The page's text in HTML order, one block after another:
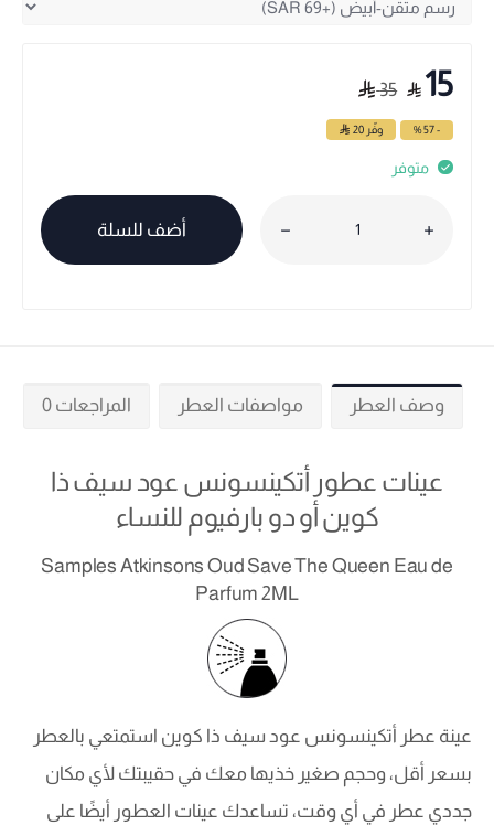
15
35
- 57 % وفّر 20
متوفر
أضف للسلة
وصف العطر مواصفات العطر المراجعات 0
عينات عطور أتكينسونس عود سيف ذا
كوين أو دو بارفيوم للنساء
Samples Atkinsons Oud Save The Queen Eau de
Parfum 2ML
عينة عطر أتكينسونس عود سيف ذا كوين استمتعي بالعطر
بسعر أقل، وحجم صغير خذيها معك في حقيبتك لأي مكان
جددي عطر في أي وقت، تساعدك عينات العطور أيضًا على